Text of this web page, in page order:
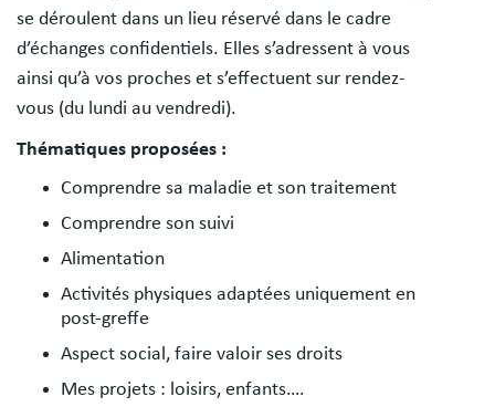
se déroulent dans un lieu réservé dans le cadre
d’échanges confidentiels. Elles s’adressent à vous
ainsi qu’à vos proches et s’effectuent sur rendez-
vous (du lundi au vendredi).
Thématiques proposées :
Comprendre sa maladie et son traitement
Comprendre son suivi
Alimentation
Activités physiques adaptées uniquement en
post-greffe
Aspect social, faire valoir ses droits
Mes projets : loisirs, enfants….